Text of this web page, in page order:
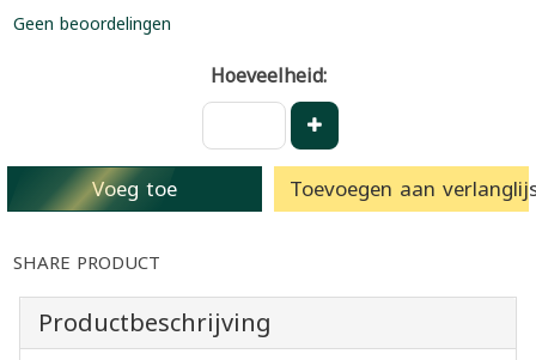
Geen beoordelingen
Hoeveelheid:
Voeg toe Toevoegen aan
SHARE PRODUCT
Productbeschrijving